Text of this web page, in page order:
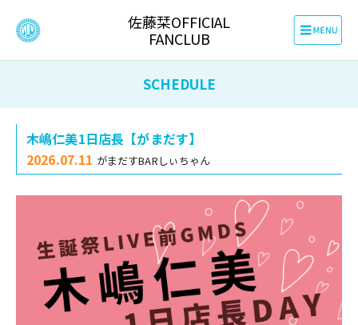
佐藤栞OFFICIAL
FANCLUB
SCHEDULE
木嶋仁美1日店長【がまだす】
2026.07.11 がまだすBARしぃちゃん